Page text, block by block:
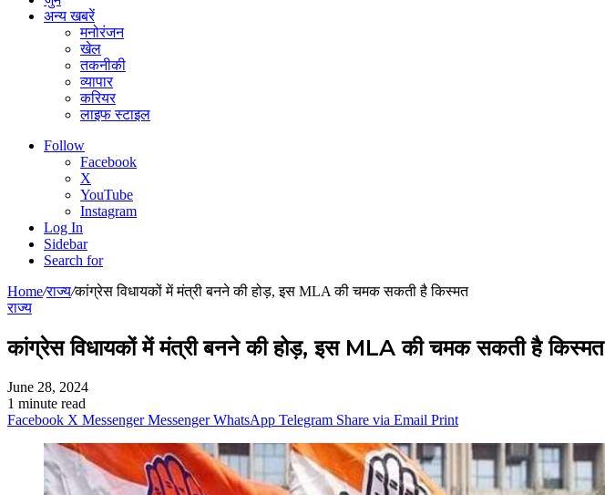
अन्य खबरें
मनोरंजन
खेल
तकनीकी
व्यापार
करियर
लाइफ स्टाइल
Follow
Facebook
X
YouTube
Instagram
Log In
Sidebar
Search for
Home/राज्य/कांग्रेस विधायकों में मंत्री बनने की होड़, इस MLA की चमक सकती है किस्मत
राज्य
कांग्रेस विधायकों में मंत्री बनने की होड़, इस MLA की चमक सकती है किस्मत
June 28, 2024
1 minute read
Facebook X Messenger Messenger WhatsApp Telegram Share via Email Print